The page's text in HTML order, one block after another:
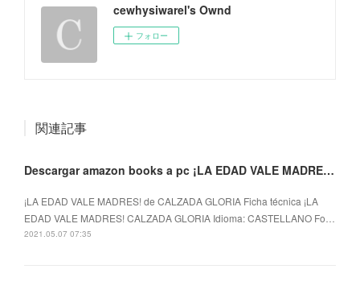
cewhysiwarel's Ownd
フォロー
関連記事
Descargar amazon books a pc ¡LA EDAD VALE MADRES! PDB de CALZADA GLORIA
¡LA EDAD VALE MADRES! de CALZADA GLORIA Ficha técnica ¡LA
EDAD VALE MADRES! CALZADA GLORIA Idioma: CASTELLANO Fo…
2021.05.07 07:35